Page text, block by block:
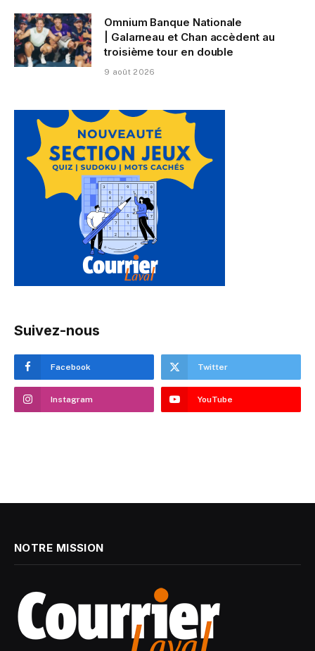
Omnium Banque Nationale
| Galarneau et Chan accèdent au
troisième tour en double
9 août 2026
Suivez-nous
Facebook Twitter
Instagram YouTube
NOTRE MISSION